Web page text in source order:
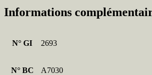
Informations
N° GI 2693
N° BC A7030